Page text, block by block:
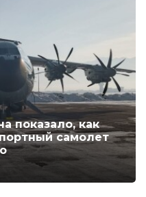
показало, как
самолет